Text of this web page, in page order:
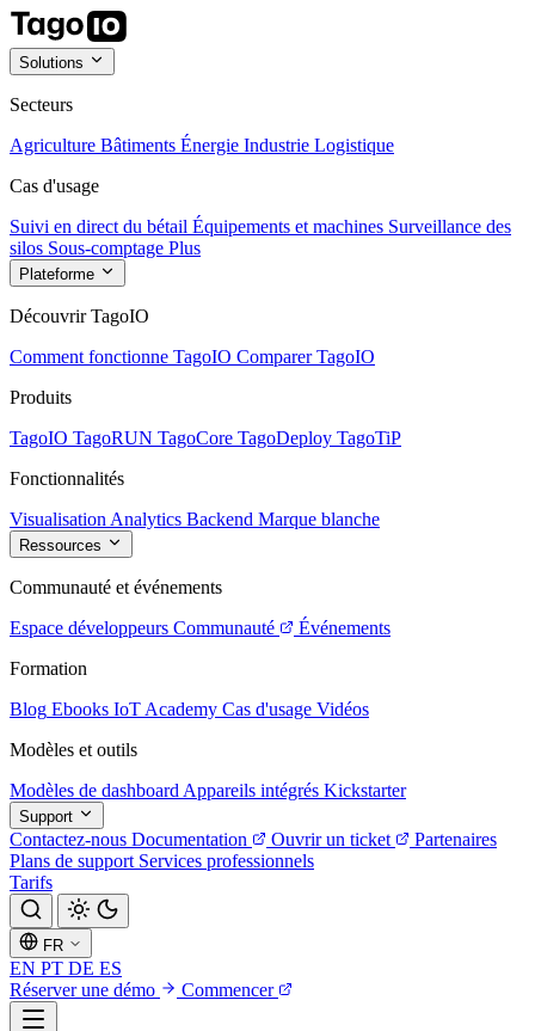
Solutions
Secteurs
Agriculture Bâtiments Énergie Industrie Logistique
Cas d'usage
Suivi en direct du bétail Équipements et machines Surveillance des
silos Sous-comptage Plus
Plateforme
Découvrir TagoIO
Comment fonctionne TagoIO Comparer TagoIO
Produits
TagoIO TagoRUN TagoCore TagoDeploy TagoTiP
Fonctionnalités
Visualisation Analytics Backend Marque blanche
Ressources
Communauté et événements
Espace développeurs Communauté
Événements
Formation
Blog Ebooks IoT Academy Cas d'usage Vidéos
Modèles et outils
Modèles de dashboard Appareils intégrés Kickstarter
Support
Contactez-nous Documentation Ouvrir un ticket
Partenaires
Plans de support Services professionnels
Tarifs
FR
EN PT DE ES
Réserver une démo
Commencer